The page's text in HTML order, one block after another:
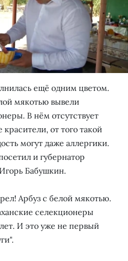
ещё одним цветом.
мякотью вывели
В нём отсутствует
от того такой
могут даже аллергики.
и губернатор
Бабушкин.
Арбуз с белой мякотью.
селекционеры
И это уже не первый